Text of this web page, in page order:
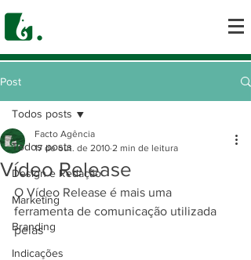
Post
Todos posts
Design e Redação
Marketing
Branding
Indicações
Todos posts
Vídeo Release
Facto Agência
17 de out. de 2010 2 min de leitura
O Vídeo Release é mais uma
ferramenta de comunicação utilizada
pelas